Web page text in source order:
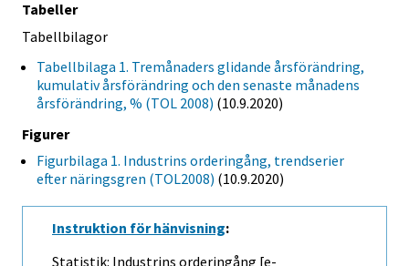
Tabeller
Tabellbilagor
Tabellbilaga 1. Tremånaders glidande årsförändring,
kumulativ årsförändring och den senaste månadens
årsförändring, % (TOL 2008) (10.9.2020)
Figurer
Figurbilaga 1. Industrins orderingång, trendserier
efter näringsgren (TOL2008) (10.9.2020)
Instruktion för hänvisning:
Statistik: Industrins orderingång [e-